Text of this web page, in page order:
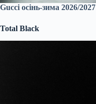
Gucci осінь-зима 2026/2027
Total Black